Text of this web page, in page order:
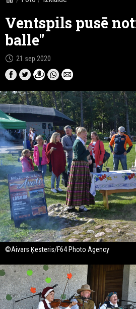
Ventspils pusē
balle"
schedule 21.sep 2020
©Aivars Ķesteris/F64 Photo Agency